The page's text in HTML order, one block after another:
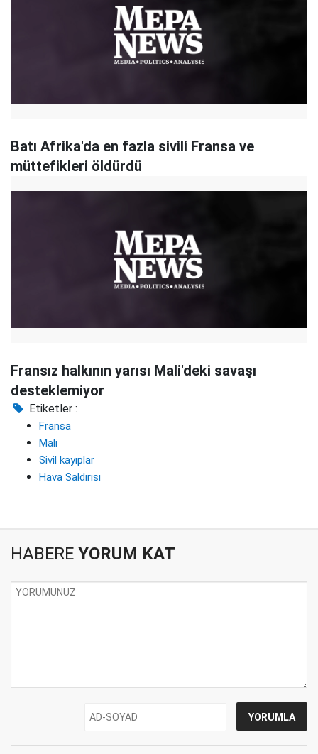
Batı Afrika'da en fazla sivili Fransa ve
müttefikleri öldürdü
Fransız halkının yarısı Mali'deki savaşı
desteklemiyor
Etiketler :
Fransa
Mali
Sivil kayıplar
Hava Saldırısı
HABERE YORUM KAT